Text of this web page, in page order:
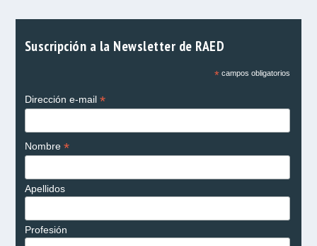
Suscripción a la Newsletter de RAED
*campos obligatorios
Dirección e-mail *
Nombre *
Apellidos
Profesión